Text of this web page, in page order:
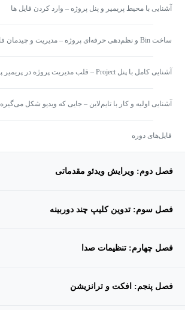
آشنایی با محیط پریمیر و پنل پروژه – وارد کردن فایل ها
ساخت Bin و نظم‌دهی حرفه‌ای پروژه – مدیریت و چیدمان فایل‌ها در پنل Project
آشنایی کامل با پنل Project – قلب مدیریت پروژه در پریمیر پرو
آشنایی اولیه و کار با تایم‌لاین – جایی که ویدیو شکل می‌گیره
فایل‌های دوره
فصل دوم: ویرایش ویدئو مقدماتی
فصل سوم: تدوین کلیپ چند دوربینه
فصل چهارم: تنظیمات صدا
فصل پنجم: افکت و ترانزیشن